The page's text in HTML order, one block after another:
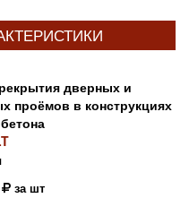
дверных и
проёмов в конструкциях
за шт